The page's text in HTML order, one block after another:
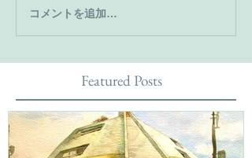
コメントを追加…
Featured Posts